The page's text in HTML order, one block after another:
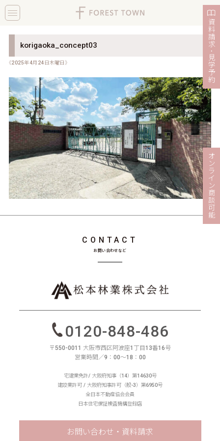
toggle
navigation
korigaoka_concept03
《2025年4月24日木曜日》
CONTACT
お問い合わせなど
0120-848-486
〒550-0011 大阪市西区阿波座1丁目13番16号
営業時間／9：00〜18：00
宅建業免許/ 大阪府知事（14）第14630号
建設業許可 / 大阪府知事許可（般-3）第6950号
全日本不動産協会会員
日本住宅保証検査機構登録店
お問い合わせ・資料請求
資
料
請
求
・
見
学
予
約
オ
ン
ラ
イ
ン
商
談
可
能